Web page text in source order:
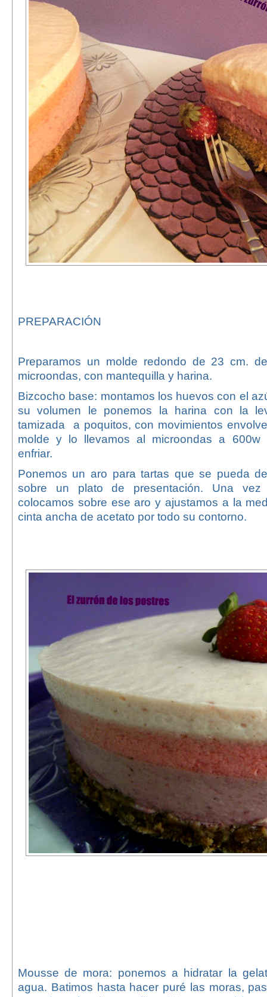
PREPARACIÓN
Preparamos un molde redondo de 23 cm.
microondas, con mantequilla y harina.
Bizcocho base: montamos los huevos con el
su volumen le ponemos la harina con la
tamizada a poquitos, con movimientos
molde y lo llevamos al microondas a 600w
enfriar.
Ponemos un aro para tartas que se pueda
sobre un plato de presentación. Una
colocamos sobre ese aro y ajustamos a la
cinta ancha de acetato por todo su contorno.
Mousse de mora: ponemos a hidratar la
agua. Batimos hasta hacer puré las moras,